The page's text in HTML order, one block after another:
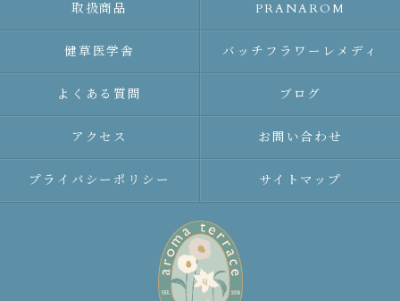
取扱商品 PRANAROM
健草医学舎 バッチフラワーレメディ
よくある質問 ブログ
アクセス お問い合わせ
プライバシーポリシー サイトマップ